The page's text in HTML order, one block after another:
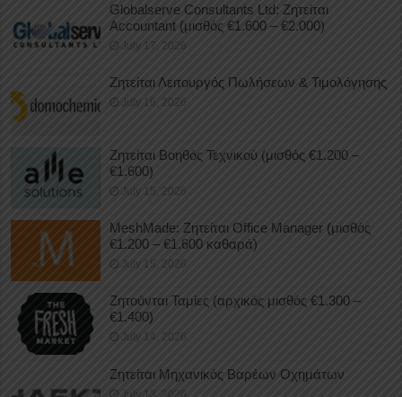
Globalserve Consultants Ltd: Ζητείται
Accountant (μισθός €1.600 – €2.000)
July 17, 2026
Ζητείται Λειτουργός Πωλήσεων & Τιμολόγησης
July 16, 2026
Ζητείται Βοηθός Τεχνικού (μισθός €1.200 –
€1.600)
July 15, 2026
MeshMade: Ζητείται Office Manager (μισθός
€1.200 – €1.600 καθαρά)
July 15, 2026
Ζητούνται Ταμίες (αρχικός μισθός €1.300 –
€1.400)
July 14, 2026
Ζητείται Μηχανικός Βαρέων Οχημάτων
July 13, 2026